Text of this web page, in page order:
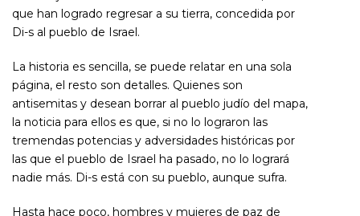
que han logrado regresar a su tierra, concedida por
Di-s al pueblo de Israel.
La historia es sencilla, se puede relatar en una sola
página, el resto son detalles. Quienes son
antisemitas y desean borrar al pueblo judío del mapa,
la noticia para ellos es que, si no lo lograron las
tremendas potencias y adversidades históricas por
las que el pueblo de Israel ha pasado, no lo logrará
nadie más. Di-s está con su pueblo, aunque sufra.
Hasta hace poco, hombres y mujeres de paz de